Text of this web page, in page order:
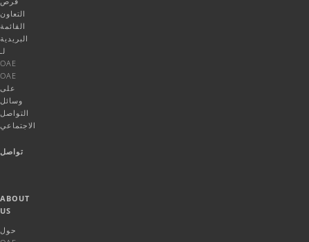
التعاون
القائمة
البريدية
لـ
OAE
OAE
على
وسائل
التواصل
الاجتماعي
تواصل
ABOUT
US
حول